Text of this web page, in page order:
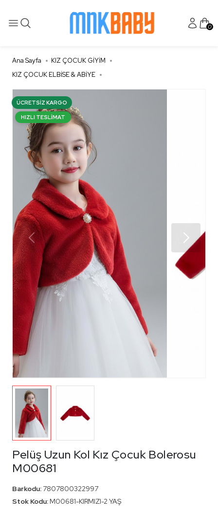
0
Ana Sayfa
KIZ ÇOCUK GİYİM
KIZ ÇOCUK ELBİSE & ABİYE
ÜCRETSIZ KARGO
Pelüş Uzun Kol Kız Çocuk Bolerosu
M00681
Barkodu: 7807800322997
Stok Kodu: M00681-KIRMIZI-2 YAŞ